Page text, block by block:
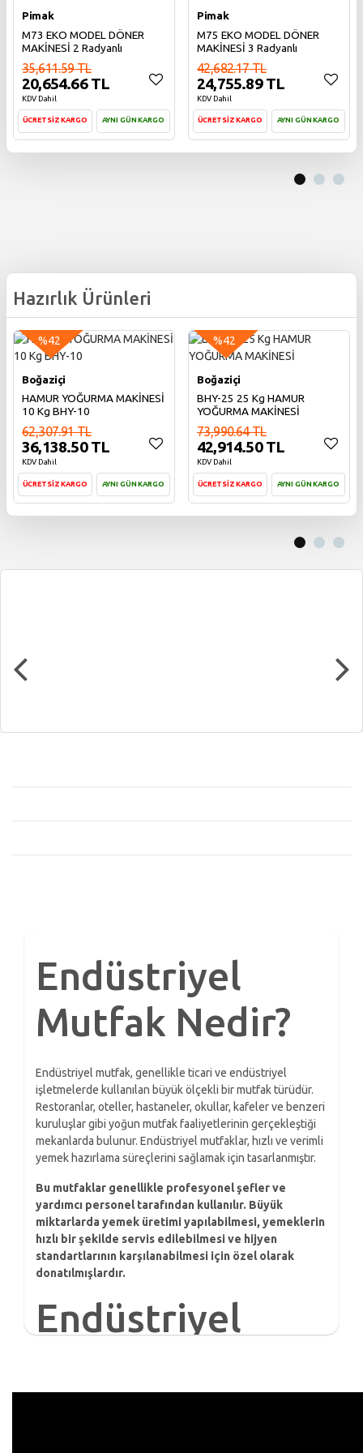
Pimak
M73 EKO MODEL DÖNER
MAKİNESİ 2 Radyanlı
35,611.59 TL
20,654.66 TL
KDV Dahil
ÜCRETSİZ KARGO AYNI GÜN KARGO
Pimak
M75 EKO MODEL DÖNER
MAKİNESİ 3 Radyanlı
42,682.17 TL
24,755.89 TL
KDV Dahil
ÜCRETSİZ KARGO AYNI GÜN KARGO
Hazırlık Ürünleri
%42
Boğaziçi
HAMUR YOĞURMA MAKİNESİ
10 Kg BHY-10
62,307.91 TL
36,138.50 TL
KDV Dahil
ÜCRETSİZ KARGO AYNI GÜN KARGO
%42
Boğaziçi
BHY-25 25 Kg HAMUR
YOĞURMA MAKİNESİ
73,990.64 TL
42,914.50 TL
KDV Dahil
ÜCRETSİZ KARGO AYNI GÜN KARGO
Endüstriyel
Mutfak Nedir?
Endüstriyel mutfak, genellikle ticari ve endüstriyel
işletmelerde kullanılan büyük ölçekli bir mutfak türüdür.
Restoranlar, oteller, hastaneler, okullar, kafeler ve benzeri
kuruluşlar gibi yoğun mutfak faaliyetlerinin gerçekleştiği
mekanlarda bulunur. Endüstriyel mutfaklar, hızlı ve verimli
yemek hazırlama süreçlerini sağlamak için tasarlanmıştır.
Bu mutfaklar genellikle profesyonel şefler ve
yardımcı personel tarafından kullanılır. Büyük
miktarlarda yemek üretimi yapılabilmesi, yemeklerin
hızlı bir şekilde servis edilebilmesi ve hijyen
standartlarının karşılanabilmesi için özel olarak
donatılmışlardır.
Endüstriyel